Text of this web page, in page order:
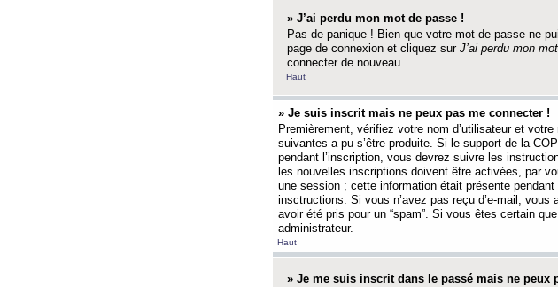
» J’ai perdu mon mot de passe !
Pas de panique ! Bien que votre mot de passe ne
page de connexion et cliquez sur J’ai perdu mon
connecter de nouveau.
Haut
» Je suis inscrit mais ne peux pas me connecter !
Premièrement, vérifiez votre nom d’utilisateur et
suivantes a pu s’être produite. Si le support de la
pendant l’inscription, vous devrez suivre les
les nouvelles inscriptions doivent être activées, par
une session ; cette information était présente
insctructions. Si vous n’avez pas reçu d’e-mail,
avoir été pris pour un “spam”. Si vous êtes certain
administrateur.
Haut
» Je me suis inscrit dans le passé mais ne peux